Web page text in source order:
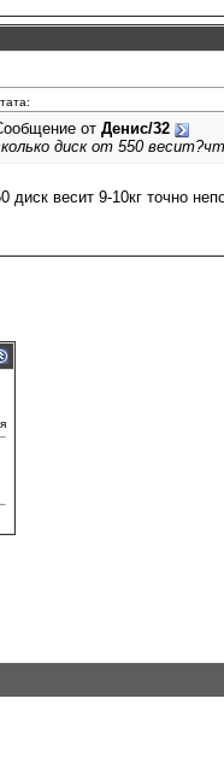
от Денис/32
диск от 550
диск весит 9-10кг точно